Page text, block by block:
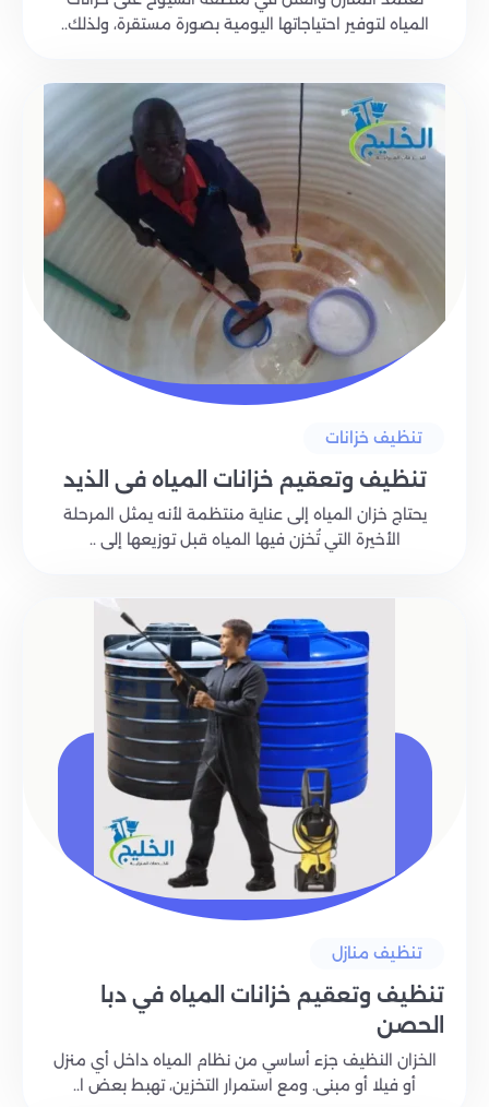
المياه لتوفير احتياجاتها اليومية بصورة مستقرة، ولذلك..
تنظيف خزانات
تنظيف وتعقيم خزانات المياه في الذيد
يحتاج خزان المياه إلى عناية منتظمة لأنه يمثل المرحلة
الأخيرة التي تُخزن فيها المياه قبل توزيعها إلى ..
تنظيف منازل
تنظيف وتعقيم خزانات المياه في دبا
الحصن
الخزان النظيف جزء أساسي من نظام المياه داخل أي منزل
أو فيلا أو مبنى. ومع استمرار التخزين، تهبط بعض ا..